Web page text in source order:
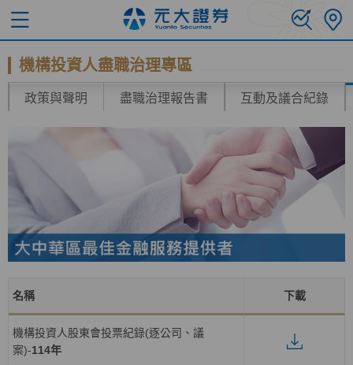
機構投資人盡職治理專區
政策與聲明 盡職治理報告書 互動及議合紀錄
名稱 下載
機構投資人股東會投票紀錄(逐公司、議
案)-114年